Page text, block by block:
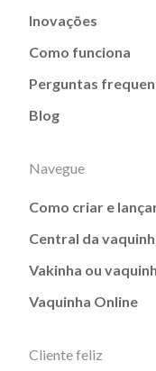
Inovações
Como funciona
Perguntas
Blog
Navegue
Como criar e
Central da
Vakinha ou
Vaquinha Online
Cliente feliz